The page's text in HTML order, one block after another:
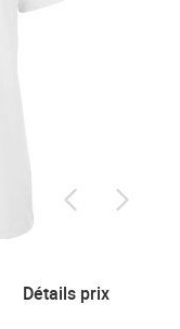
Détails prix